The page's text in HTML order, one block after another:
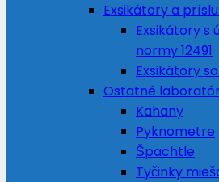
Exsikátory a
Exsikátory s
normy 12491
Exsikátory
Ostatné
Kahany
Pyknometre
Špachtle
Tyčinky